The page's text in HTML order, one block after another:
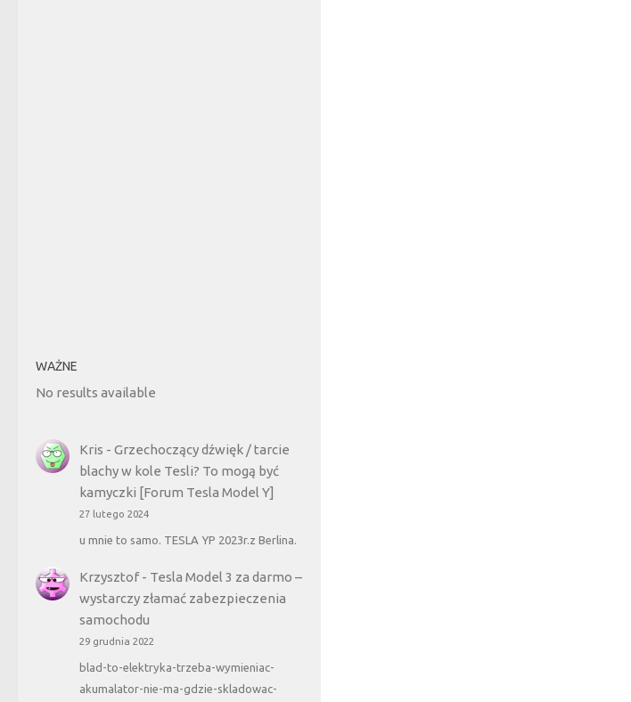
WAŻNE
No results available
Kris - Grzechoczący dźwięk / tarcie
blachy w kole Tesli? To mogą być
kamyczki [Forum Tesla Model Y]
27 lutego 2024
u mnie to samo. TESLA YP 2023r.z Berlina.
Krzysztof- Tesla Model 3 za darmo –
wystarczy złamać zabezpieczenia
samochodu
29 grudnia 2022
blad-to-elektryka-trzeba-wymieniac-
akumalator-nie-ma-gdzie-skladowac-